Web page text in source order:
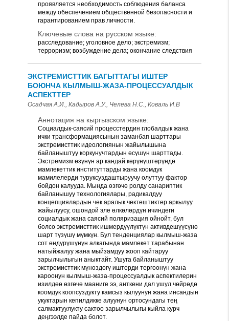
проявляется необходимость соблюдения баланса
между обеспечением общественной безопасности и
гарантированием прав личности.
Ключевые слова на русском языке:
расследование; уголовное дело; экстремизм;
терроризм; возбуждение дела; окончание следствия
ЭКСТРЕМИСТТИК БАГЫТТАГЫ ИШТЕР
БОЮНЧА КЫЛМЫШ-ЖАЗА-ПРОЦЕССУАЛДЫК
АСПЕКТТЕР
Осадчая А.И., Кадыров А.У., Челева Н.С., Коваль И.В
Аннотация на кыргызском языке:
Социалдык-саясий процесстердин глобалдык жана
ички трансформациясынын заманбап шарттары
экстремисттик идеологиянын жайылышына
байланыштуу коркунучтардын өсүшүн шарттады.
Экстремизм өзүнүн ар кандай көрүнүштөрүндө
мамлекеттик институттарды жана коомдук
мамилелерди туруксуздаштыруучу олуттуу фактор
бойдон калууда. Мында өзгөчө ролду санариптик
байланышуу технологиялары, радикалдуу
концепциялардын чек аралык чектештиктер аркылуу
жайылуусу, ошондой эле өлкөлөрдүн ичиндеги
социалдык жана саясий поляризация ойнойт, бул
болсо экстремисттик ишмердүүлүктүн активдешүүсүнө
шарт түзүшү мүмкүн. Бул тенденциялар кылмыш-жаза
сот өндүрүшүнүн алкагында мамлекет тарабынан
натыйжалуу жана мыйзамдуу жооп кайтаруу
зарылчылыгын аныктайт. Ушуга байланыштуу
экстремисттик мүнөздөгү иштерди тергөөнүн жана
кароонун кылмыш-жаза-процессуалдык аспектилерин
изилдөө өзгөчө мааниге ээ, анткени дал ушул чөйрөдө
коомдук коопсуздукту камсыз кылуунун жана инсандын
укуктарын кепилдикке алуунун ортосундагы тең
салмактуулукту сактоо зарылчылыгы кыйла курч
деӊгээлде пайда болот.